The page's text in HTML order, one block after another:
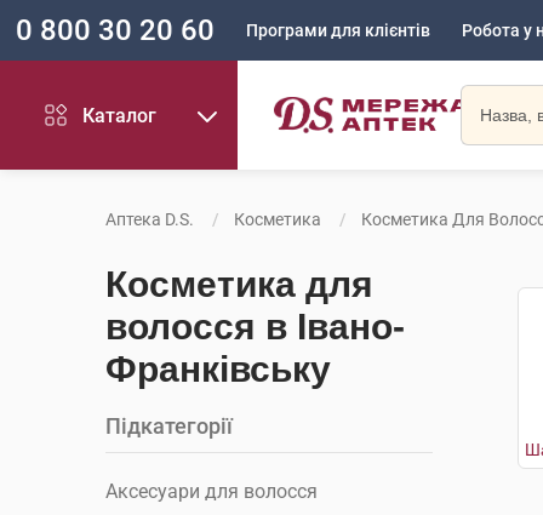
0 800 30 20 60 Програми для клієнтів Робота у
Каталог
Аптека D.S. Косметика Косметика Для
Косметика для
волосся в Івано-
Франківську
Підкатегорії
Аксесуари для волосся